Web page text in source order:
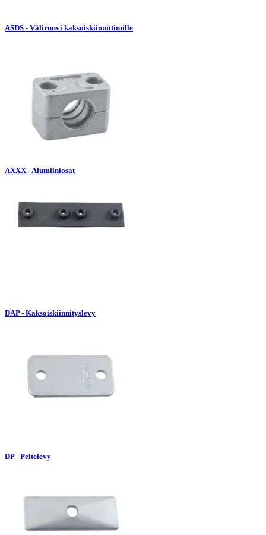
ASDS - Väliruuvi kaksoiskiinnittimille
AXXX - Alumiiniosat
DAP - Kaksoiskiinnityslevy
DP - Peitelevy